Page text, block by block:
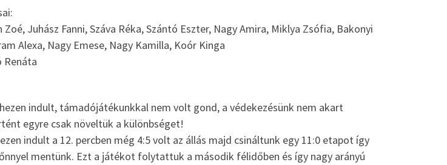
Juhász Fanni, Száva Réka, Szántó Eszter, Nagy Amira, Miklya Zsófia, Bakonyi
Alexa, Nagy Emese, Nagy Kamilla, Koór Kinga
Renáta
indult, támadójátékunkkal nem volt gond, a védekezésünk nem akart
egyre csak növeltük a különbséget!
indult a 12. percben még 4:5 volt az állás majd csináltunk egy 11:0 etapot így
mentünk. Ezt a játékot folytattuk a második félidőben és így nagy arányú